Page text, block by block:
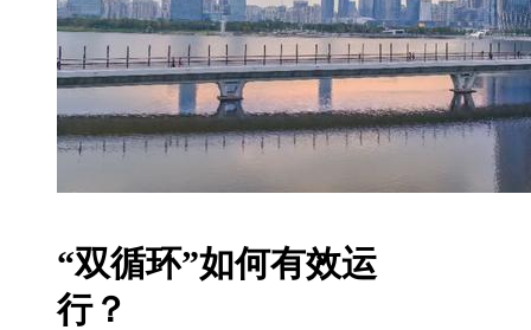
“双循环”如何有效运
行？